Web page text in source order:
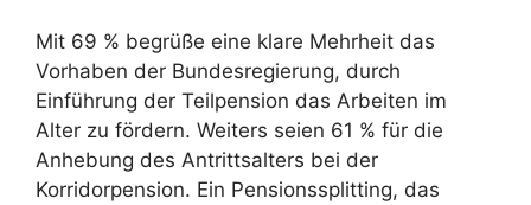
Mit 69 % begrüße eine klare Mehrheit das
Vorhaben der Bundesregierung, durch
Einführung der Teilpension das Arbeiten im
Alter zu fördern. Weiters seien 61 % für die
Anhebung des Antrittsalters bei der
Korridorpension. Ein Pensionssplitting, das